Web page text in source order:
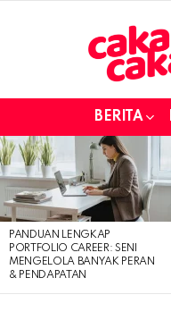
BERITA
LATEST
STORIES
PANDUAN LENGKAP
PORTFOLIO CAREER: SENI
MENGELOLA BANYAK PERAN
& PENDAPATAN